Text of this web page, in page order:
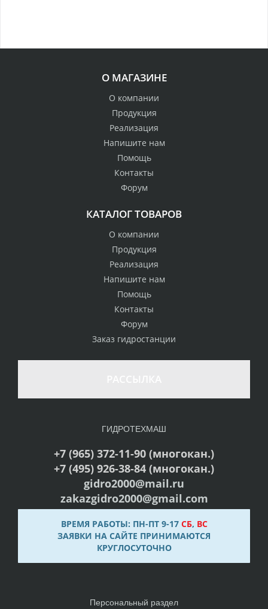
О МАГАЗИНЕ
О компании
Продукция
Реализация
Напишите нам
Помощь
Контакты
Форум
КАТАЛОГ ТОВАРОВ
О компании
Продукция
Реализация
Напишите нам
Помощь
Контакты
Форум
Заказ гидростанции
ГИДРОТЕХМАШ
+7 (965) 372-11-90 (многокан.)
+7 (495) 926-38-84 (многокан.)
gidro2000@mail.ru
zakazgidro2000@gmail.com
ВРЕМЯ РАБОТЫ: ПН-ПТ 9-17 СБ, ВС
ЗАЯВКИ НА САЙТЕ ПРИНИМАЮТСЯ
КРУГЛОСУТОЧНО
Персональный раздел